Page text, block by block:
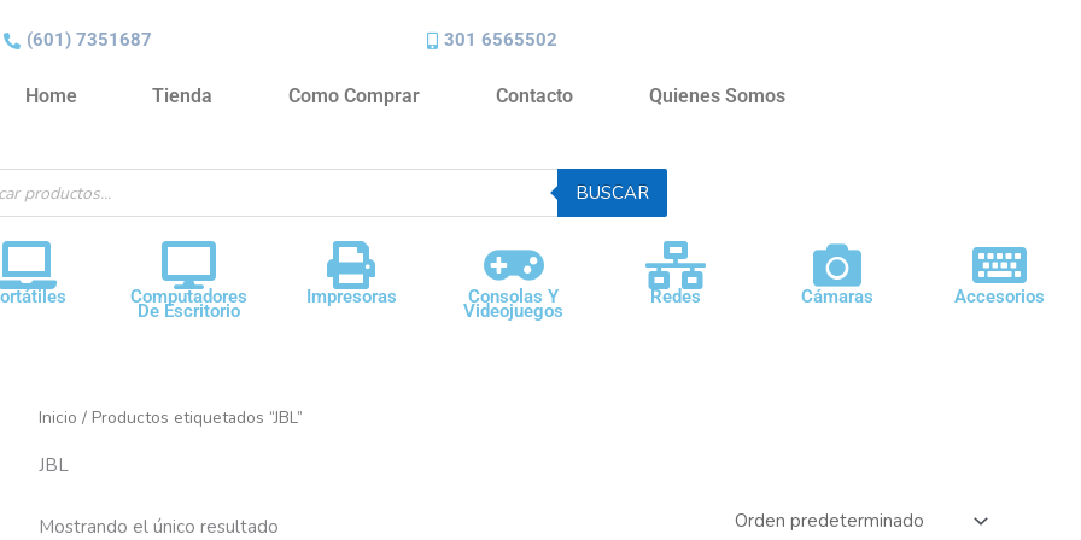
(601) 7351687 301 6565502
Home Tienda Como Comprar Contacto Quienes Somos
BUSCAR
Computadores
De Escritorio
Impresoras Consolas Y
Videojuegos
Redes Cámaras Accesorios
Inicio / Productos etiquetados “JBL”
JBL
Mostrando el único resultado